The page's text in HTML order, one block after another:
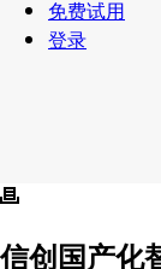
免费试用
登录
信创国产化